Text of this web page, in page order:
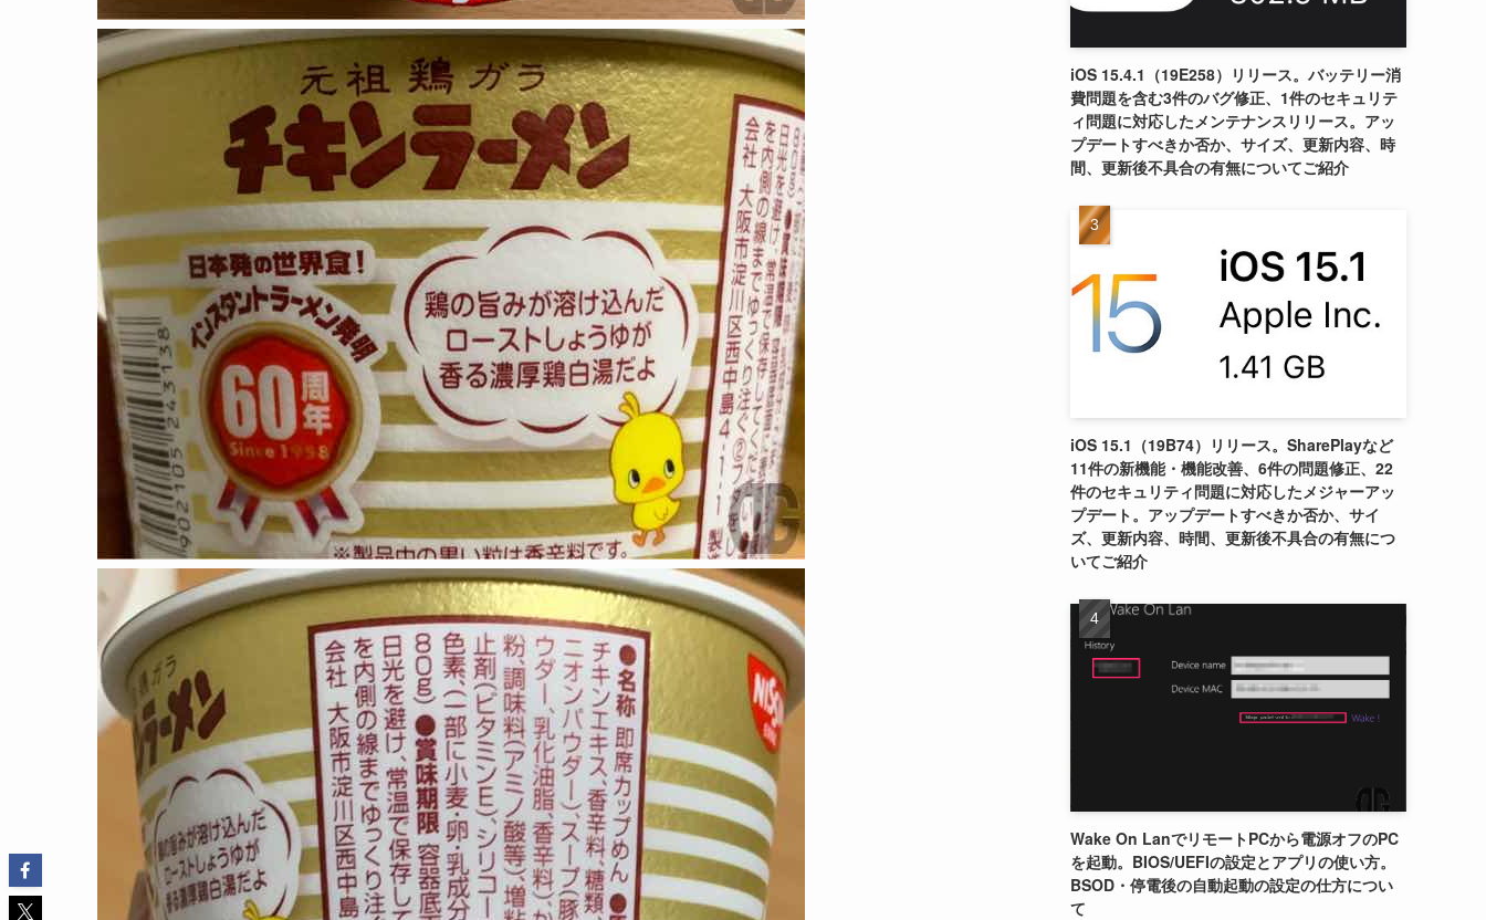
iOS 15.4.1（19E258）リリース。バッテリー消
費問題を含む3件のバグ修正、1件のセキュリテ
ィ問題に対応したメンテナンスリリース。アッ
プデートすべきか否か、サイズ、更新内容、時
間、更新後不具合の有無についてご紹介
iOS 15.1（19B74）リリース。SharePlayなど
11件の新機能・機能改善、6件の問題修正、22
件のセキュリティ問題に対応したメジャーアッ
プデート。アップデートすべきか否か、サイ
ズ、更新内容、時間、更新後不具合の有無につ
いてご紹介
Wake On LanでリモートPCから電源オフのPC
を起動。BIOS/UEFIの設定とアプリの使い方。
BSOD・停電後の自動起動の設定の仕方につい
て